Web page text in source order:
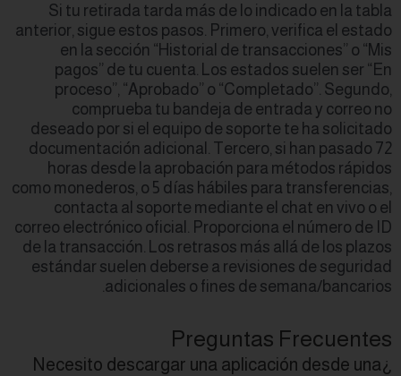
Si tu retirada
anterior, sigue
en la sección
pagos” de tu
proceso”,
comprueba
deseado por si
documentación
horas desde
como monederos,
contacta al
correo electrónico
de la transacción.
estándar suelen
¿Necesito